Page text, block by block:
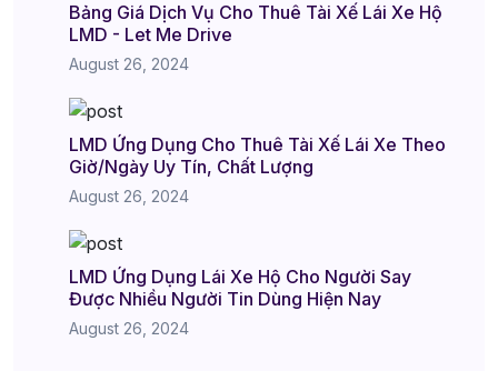
Bảng Giá Dịch Vụ Cho Thuê Tài Xế Lái Xe Hộ
LMD - Let Me Drive
August 26, 2024
LMD Ứng Dụng Cho Thuê Tài Xế Lái Xe Theo
Giờ/Ngày Uy Tín, Chất Lượng
August 26, 2024
LMD Ứng Dụng Lái Xe Hộ Cho Người Say
Được Nhiều Người Tin Dùng Hiện Nay
August 26, 2024